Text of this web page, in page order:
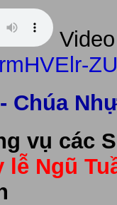
Video
- Chúa
vụ các
lễ Ngũ